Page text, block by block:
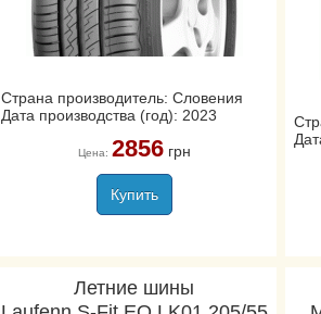
Страна производитель: Словения
Дата производства (год): 2023
Цена: 2856грн
Купить
Летние шины